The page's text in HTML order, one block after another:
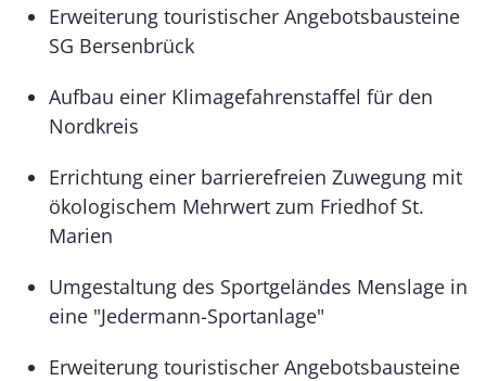
Erweiterung touristischer Angebotsbausteine
SG Bersenbrück
Aufbau einer Klimagefahrenstaffel für den
Nordkreis
Errichtung einer barrierefreien Zuwegung mit
ökologischem Mehrwert zum Friedhof St.
Marien
Umgestaltung des Sportgeländes Menslage in
eine "Jedermann-Sportanlage"
Erweiterung touristischer Angebotsbausteine